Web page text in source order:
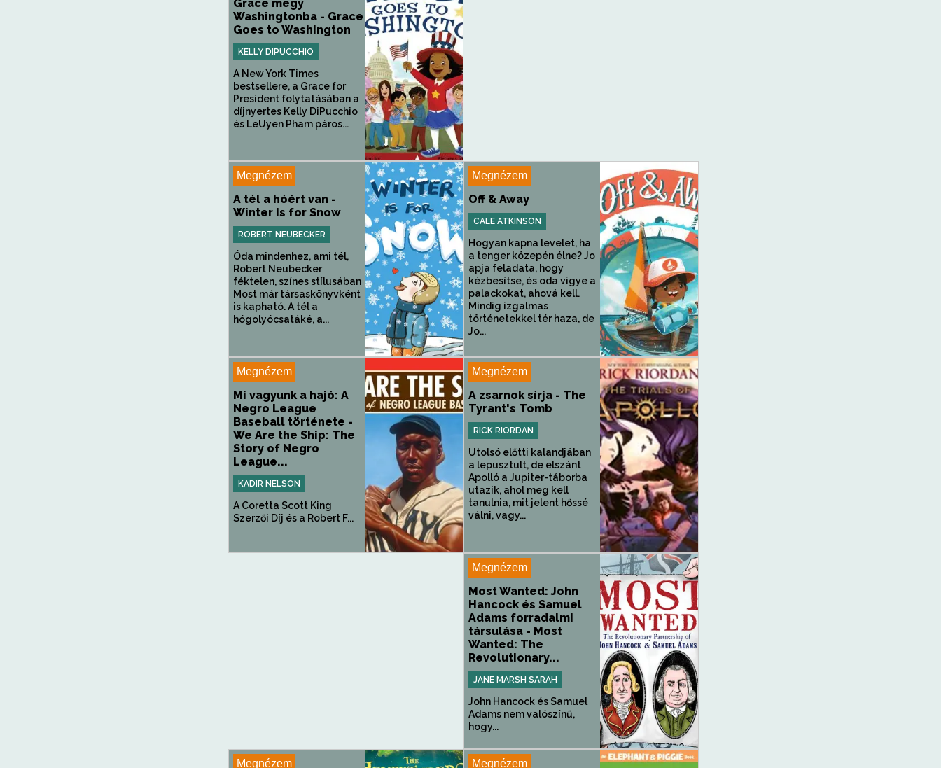
Grace megy
Washingtonba - Grace
Goes to Washington
KELLY DIPUCCHIO
A New York Times
bestsellere, a Grace for
President folytatásában a
díjnyertes Kelly DiPucchio
és LeUyen Pham páros...
Megnézem
A tél a hóért van -
Winter Is for Snow
ROBERT NEUBECKER
Óda mindenhez, ami tél,
Robert Neubecker
féktelen, színes stílusában
Most már társaskönyvként
is kapható. A tél a
hógolyócsatáké, a...
Megnézem
Off & Away
CALE ATKINSON
Hogyan kapna levelet, ha
a tenger közepén élne? Jo
apja feladata, hogy
kézbesítse, és oda vigye a
palackokat, ahová kell.
Mindig izgalmas
történetekkel tér haza, de
Jo...
Megnézem
Mi vagyunk a hajó: A
Negro League
Baseball története -
We Are the Ship: The
Story of Negro
League...
KADIR NELSON
A Coretta Scott King
Szerzői Díj és a Robert F...
Megnézem
A zsarnok sírja - The
Tyrant's Tomb
RICK RIORDAN
Utolsó előtti kalandjában
a lepusztult, de elszánt
Apolló a Jupiter-táborba
utazik, ahol meg kell
tanulnia, mit jelent hőssé
válni, vagy...
Megnézem
Most Wanted: John
Hancock és Samuel
Adams forradalmi
társulása - Most
Wanted: The
Revolutionary...
JANE MARSH SARAH
John Hancock és Samuel
Adams nem valószínű,
hogy...
Megnézem Megnézem